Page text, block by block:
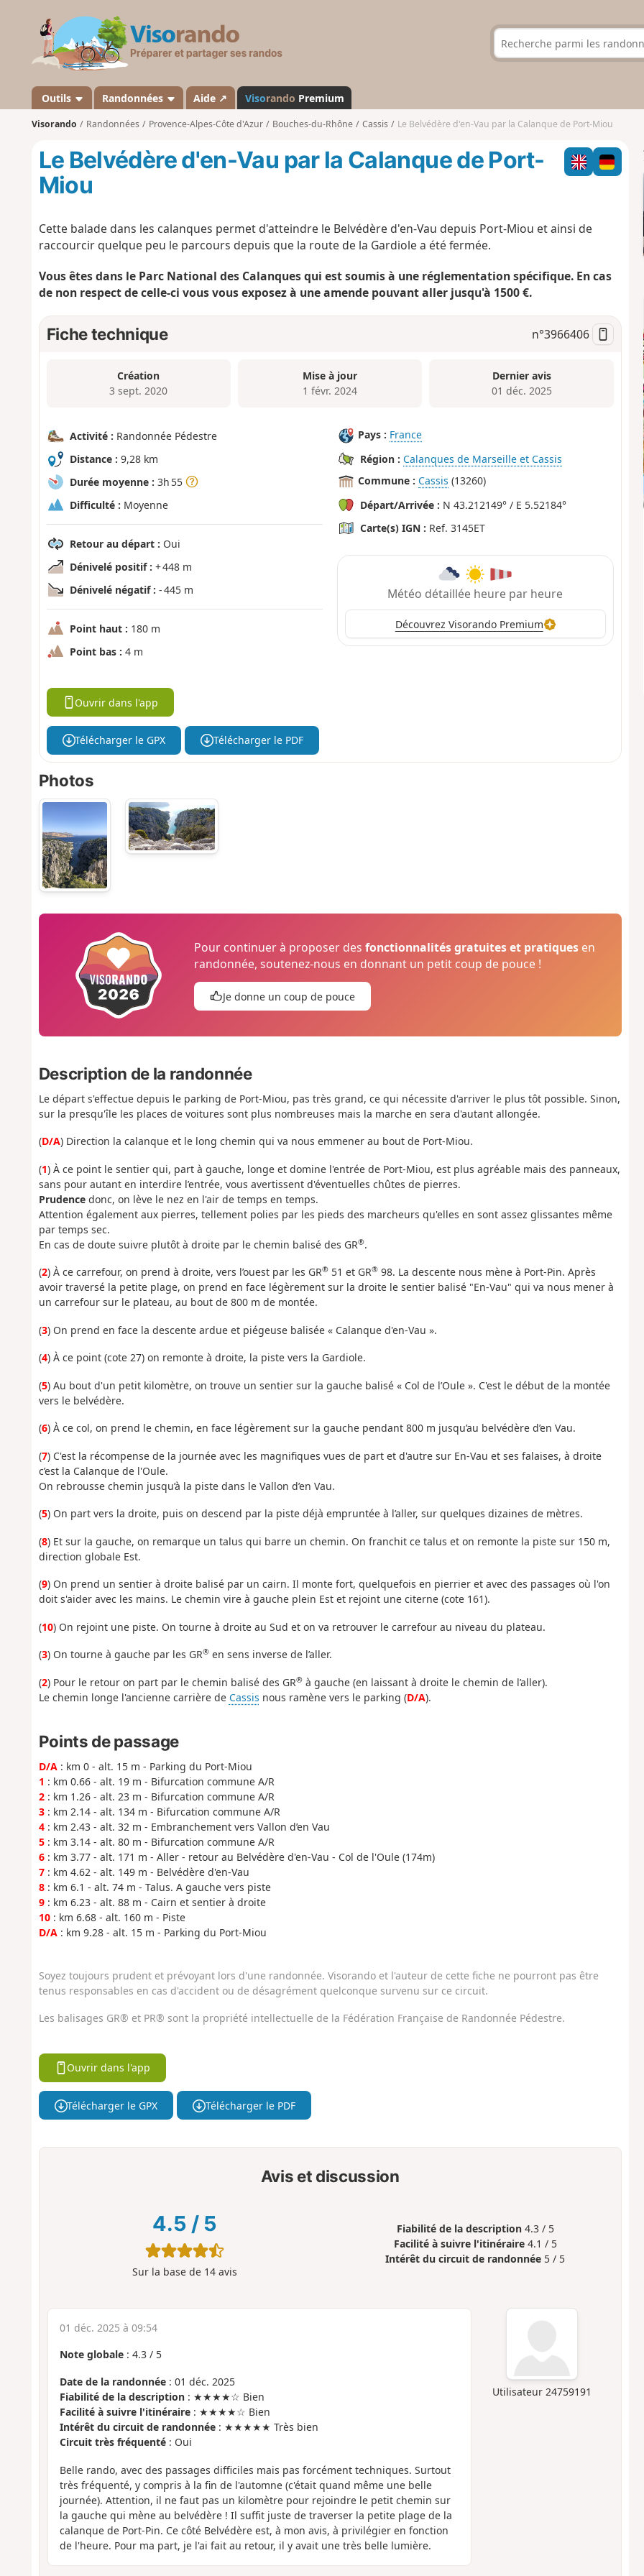
s
a
n
d
Outils Randonnées Aide ↗ Visorando Premium
Visorando Randonnées Provence-Alpes-Côte d'Azur Bouches-du-Rhône Cassis Le Belvédère d'en-Vau par la Calanque de Port-Miou
Le Belvédère d'en-Vau par la Calanque de Port-
Miou
Cette balade dans les calanques permet d'atteindre le Belvédère d'en-Vau depuis Port-Miou et ainsi de
raccourcir quelque peu le parcours depuis que la route de la Gardiole a été fermée.
Vous êtes dans le Parc National des Calanques qui est soumis à une réglementation spécifique. En cas
de non respect de celle-ci vous vous exposez à une amende pouvant aller jusqu'à 1500 €.
Fiche technique n°3966406
Création
3 sept. 2020
Mise à jour
1 févr. 2024
Dernier avis
01 déc. 2025
Activité : Randonnée Pédestre
Distance : 9,28 km
Durée moyenne : 3h 55
Difficulté : Moyenne
Retour au départ : Oui
Dénivelé positif : + 448 m
Dénivelé négatif : - 445 m
Point haut : 180 m
Point bas : 4 m
Pays : France
Région : Calanques de Marseille et Cassis
Commune : Cassis (13260)
Départ/Arrivée : N 43.212149° / E 5.52184°
Carte(s) IGN : Ref. 3145ET
Météo détaillée heure par heure
Découvrez Visorando Premium
Ouvrir dans l'app
Télécharger le GPX Télécharger le PDF
Photos
Pour continuer à proposer desfonctionnalités gratuites et pratiques en
randonnée, soutenez-nous en donnant un petit coup de pouce !
Je donne un coup de pouce
Description de la randonnée
Le départ s'effectue depuis le parking de Port-Miou, pas très grand, ce qui nécessite d'arriver le plus tôt possible. Sinon,
sur la presqu'île les places de voitures sont plus nombreuses mais la marche en sera d'autant allongée.
(D/A) Direction la calanque et le long chemin qui va nous emmener au bout de Port-Miou.
(1) À ce point le sentier qui, part à gauche, longe et domine l'entrée de Port-Miou, est plus agréable mais des panneaux,
sans pour autant en interdire l’entrée, vous avertissent d'éventuelles chûtes de pierres.
Prudencedonc, on lève le nez en l'air de temps en temps.
Attention également aux pierres, tellement polies par les pieds des marcheurs qu'elles en sont assez glissantes même
par temps sec.
En cas de doute suivre plutôt à droite par le chemin balisé des GR®.
(2) À ce carrefour, on prend à droite, vers l’ouest par les GR®51 et GR®98. La descente nous mène à Port-Pin. Après
avoir traversé la petite plage, on prend en face légèrement sur la droite le sentier balisé "En-Vau" qui va nous mener à
un carrefour sur le plateau, au bout de 800 m de montée.
(3) On prend en face la descente ardue et piégeuse balisée « Calanque d'en-Vau ».
(4) À ce point (cote 27) on remonte à droite, la piste vers la Gardiole.
(5) Au bout d'un petit kilomètre, on trouve un sentier sur la gauche balisé « Col de l’Oule ». C'est le début de la montée
vers le belvédère.
(6) À ce col, on prend le chemin, en face légèrement sur la gauche pendant 800 m jusqu’au belvédère d’en Vau.
(7) C'est la récompense de la journée avec les magnifiques vues de part et d'autre sur En-Vau et ses falaises, à droite
c’est la Calanque de l'Oule.
On rebrousse chemin jusqu’à la piste dans le Vallon d’en Vau.
(5) On part vers la droite, puis on descend par la piste déjà empruntée à l’aller, sur quelques dizaines de mètres.
(8) Et sur la gauche, on remarque un talus qui barre un chemin. On franchit ce talus et on remonte la piste sur 150 m,
direction globale Est.
(9) On prend un sentier à droite balisé par un cairn. Il monte fort, quelquefois en pierrier et avec des passages où l'on
doit s'aider avec les mains. Le chemin vire à gauche plein Est et rejoint une citerne (cote 161).
(10) On rejoint une piste. On tourne à droite au Sud et on va retrouver le carrefour au niveau du plateau.
(3) On tourne à gauche par les GR®en sens inverse de l’aller.
(2) Pour le retour on part par le chemin balisé des GR®à gauche (en laissant à droite le chemin de l’aller).
Le chemin longe l'ancienne carrière de Cassis nous ramène vers le parking (D/A).
Points de passage
D/A: km 0 - alt. 15 m - Parking du Port-Miou
1 : km 0.66 - alt. 19 m - Bifurcation commune A/R
2: km 1.26 - alt. 23 m - Bifurcation commune A/R
3: km 2.14 - alt. 134 m - Bifurcation commune A/R
4: km 2.43 - alt. 32 m - Embranchement vers Vallon d’en Vau
5: km 3.14 - alt. 80 m - Bifurcation commune A/R
6: km 3.77 - alt. 171 m - Aller - retour au Belvédère d'en-Vau - Col de l'Oule (174m)
7: km 4.62 - alt. 149 m - Belvédère d'en-Vau
8: km 6.1 - alt. 74 m - Talus. A gauche vers piste
9: km 6.23 - alt. 88 m - Cairn et sentier à droite
10: km 6.68 - alt. 160 m - Piste
D/A: km 9.28 - alt. 15 m - Parking du Port-Miou
Soyez toujours prudent et prévoyant lors d'une randonnée. Visorando et l'auteur de cette fiche ne pourront pas être
tenus responsables en cas d'accident ou de désagrément quelconque survenu sur ce circuit.
Les balisages GR® et PR® sont la propriété intellectuelle de la Fédération Française de Randonnée Pédestre.
Ouvrir dans l'app
Télécharger le GPX Télécharger le PDF
Avis et discussion
4.5 / 5
Sur la base de 14avis
Fiabilité de la description 4.3 / 5
Facilité à suivre l'itinéraire 4.1 / 5
Intérêt du circuit de randonnée 5 / 5
Utilisateur 24759191
01 déc. 2025 à 09:54
Note globale: 4.3/ 5
Date de la randonnée: 01 déc. 2025
Fiabilité de la description: ★★★★☆ Bien
Facilité à suivre l'itinéraire: ★★★★☆ Bien
Intérêt du circuit de randonnée: ★★★★★ Très bien
Circuit très fréquenté: Oui
Belle rando, avec des passages difficiles mais pas forcément techniques. Surtout
très fréquenté, y compris à la fin de l'automne (c'était quand même une belle
journée). Attention, il ne faut pas un kilomètre pour rejoindre le petit chemin sur
la gauche qui mène au belvédère ! Il suffit juste de traverser la petite plage de la
calanque de Port-Pin. Ce côté Belvédère est, à mon avis, à privilégier en fonction
de l'heure. Pour ma part, je l'ai fait au retour, il y avait une très belle lumière.